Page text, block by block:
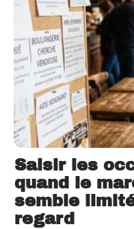
Saisir les
quand le
semble
regard